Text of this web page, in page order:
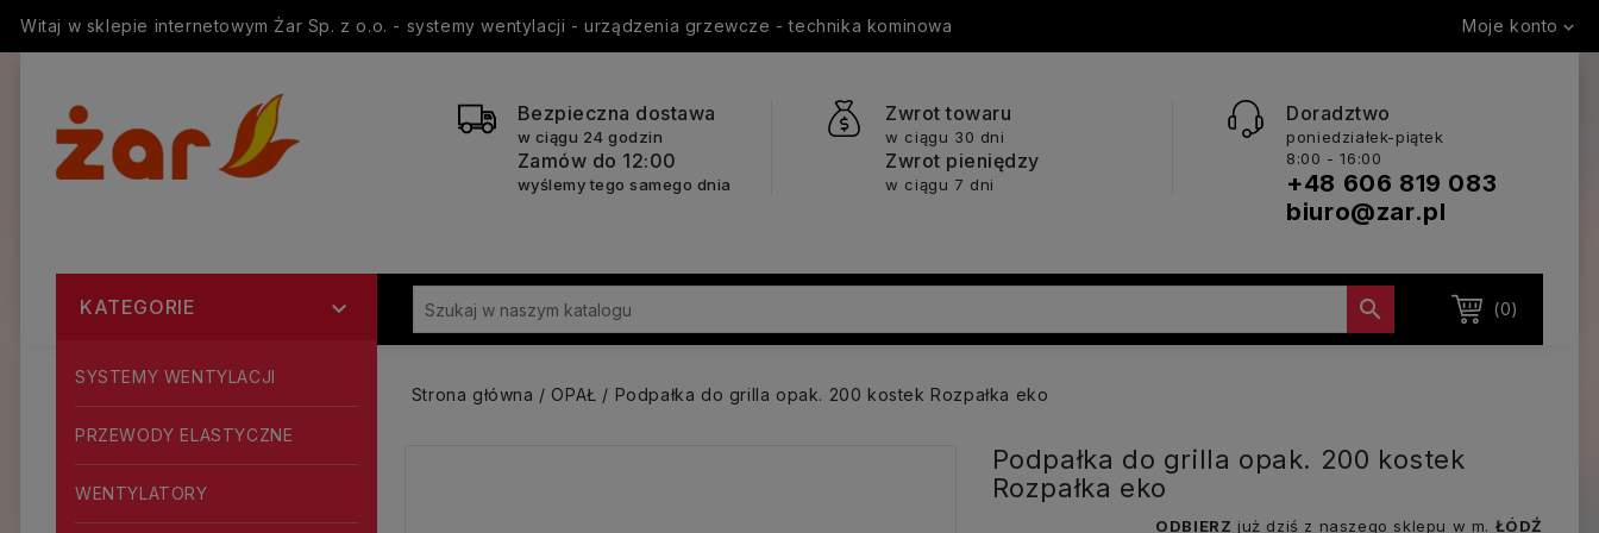
Witaj w sklepie internetowym Żar Sp. z o.o. - systemy wentylacji - urządzenia grzewcze - technika kominowa Moje konto 
Bezpieczna dostawa
w ciągu 24 godzin
Zamów do 12:00
wyślemy tego samego dnia
Zwrot towaru
w ciągu 30 dni
Zwrot pieniędzy
w ciągu 7 dni
Doradztwo
poniedziałek-piątek
8:00 - 16:00
+48 606 819 083
biuro@zar.pl
(0)

KATEGORIE 
SYSTEMY WENTYLACJI
PRZEWODY ELASTYCZNE
WENTYLATORY
Strona główna OPAŁ Podpałka do grilla opak. 200 kostek Rozpałka eko
Podpałka do grilla opak. 200 kostek
Rozpałka eko
ODBIERZ już dziś z naszego sklepu w m. ŁÓDŹ